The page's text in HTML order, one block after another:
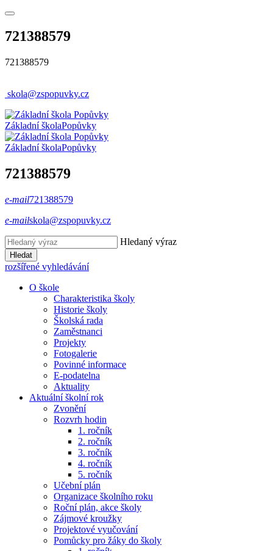
721388579
721388579
skola@zspopuvky.cz
Základní školaPopůvky
Základní školaPopůvky
721388579
e-mail721388579
e-mailskola@zspopuvky.cz
Hledaný výraz
Hledat
rozšířené vyhledávání
O škole
Charakteristika školy
Historie školy
Školská rada
Zaměstnanci
Projekty
Fotogalerie
Povinné informace
E-podatelna
Aktuality
Aktuální školní rok
Zvonění
Rozvrh hodin
1. ročník
2. ročník
3. ročník
4. ročník
5. ročník
Učební plán
Organizace školního roku
Roční plán, akce školy
Zájmové kroužky
Projektové vyučování
Pomůcky pro žáky do školy